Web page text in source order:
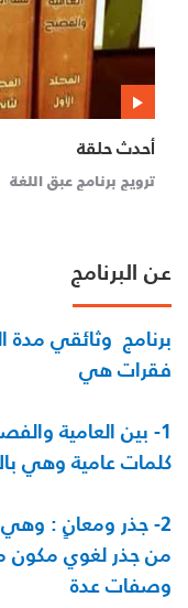
أحدث حلقة
ترويج برنامج عبق اللغة
عن البرنامج
فقرات هي
1- بين العامية
كلمات عامية وهي
2- جذر ومعانٍ :
من جذر لغوي مكون
وصفات عدة